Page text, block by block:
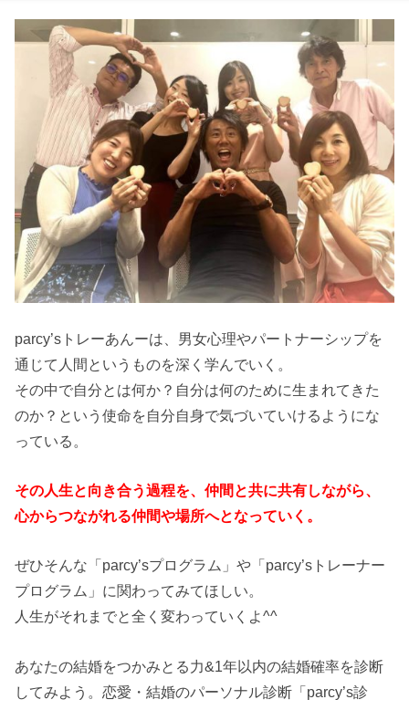
parcy’sトレーあんーは、男女心理やパートナーシップを
通じて人間というものを深く学んでいく。
その中で自分とは何か？自分は何のために生まれてきた
のか？という使命を自分自身で気づいていけるようにな
っている。
その人生と向き合う過程を、仲間と共に共有しながら、
心からつながれる仲間や場所へとなっていく。
ぜひそんな「parcy’sプログラム」や「parcy’sトレーナー
プログラム」に関わってみてほしい。
人生がそれまでと全く変わっていくよ^^
あなたの結婚をつかみとる力&1年以内の結婚確率を診断
してみよう。恋愛・結婚のパーソナル診断「parcy’s診